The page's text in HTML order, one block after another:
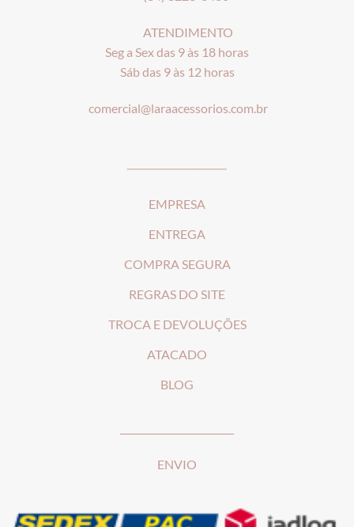
ATENDIMENTO
Seg a Sex das 9 às 18 horas
Sáb das 9 às 12 horas
comercial@laraacessorios.com.br
EMPRESA
ENTREGA
COMPRA SEGURA
REGRAS DO SITE
TROCA E DEVOLUÇÕES
ATACADO
BLOG
ENVIO